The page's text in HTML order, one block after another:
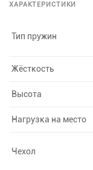
ХАРАКТЕРИСТИКИ
Тип пружин
Жёсткость
Высота
Нагрузка на место
Чехол